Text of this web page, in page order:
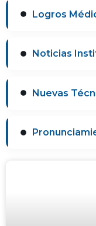
Logros
Noticias
Nuevas